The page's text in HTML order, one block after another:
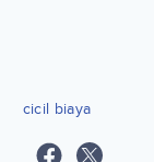
cicil biaya